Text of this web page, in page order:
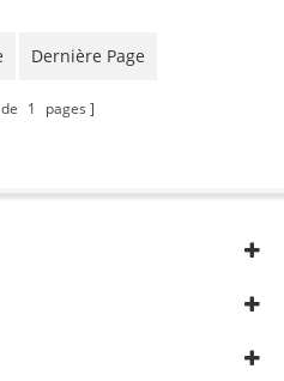
Dernière Page
1 pages